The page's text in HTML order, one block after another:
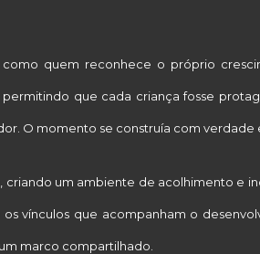
quem reconhece o próprio
que cada criança fosse
O momento se construía com verdade
criando um ambiente de acolhimento e
vínculos que acompanham o
marco compartilhado.